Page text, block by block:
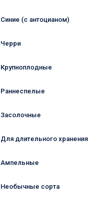
Синие (с антоцианом)
Черри
Крупноплодные
Раннеспелые
Засолочные
Для длительного хранения
Ампельные
Необычные сорта